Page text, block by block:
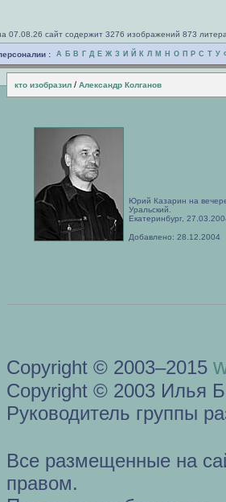
07.08.26 сайт содержит 3276 изображений 873
: А Б В Г Д Е Ж З И Й К Л М Н О П Р С Т У
кто изобразил / Александр Колганов
Юрий Казарин на
Уральский.
Екатеринбург,
Добавлено: 28.12.2004
Copyright © 2003–2015
Copyright © 2003 Илья
Руководитель группы
Все размещенные на
правом.